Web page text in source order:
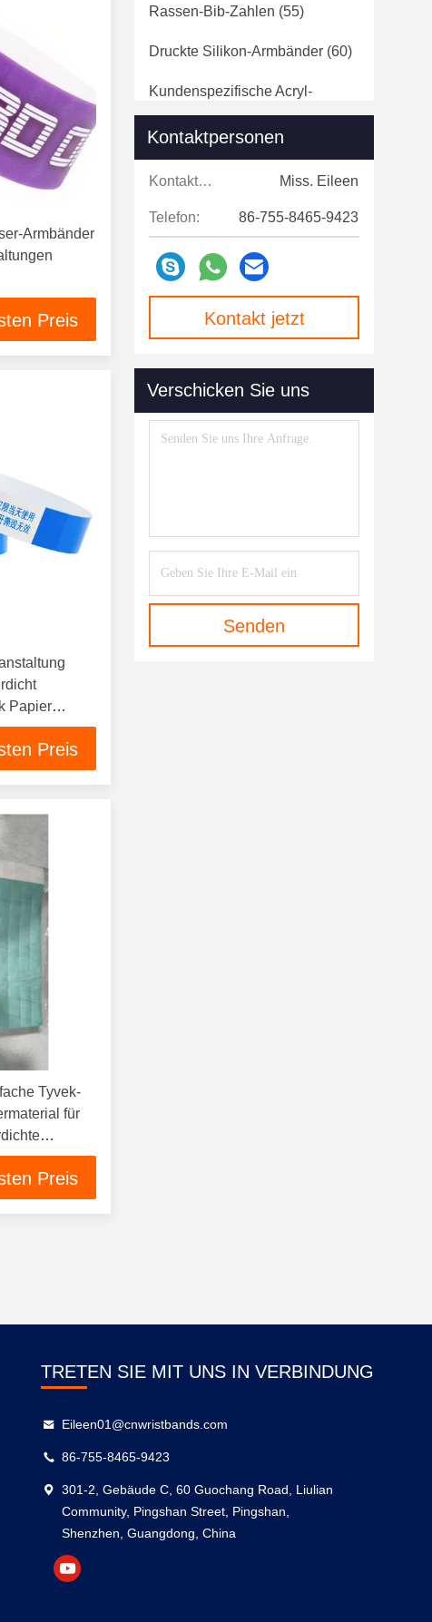
Armbänder
Preis
Papier
undPreis
Tyvek-
für
Preis
Rassen-Bib-Zahlen (55)
Druckte Silikon-Armbänder (60)
Kundenspezifische Acryl-
Keychains(60)
Kontaktpersonen
Kontaktpersonen: Miss. Eileen
Telefon: 86-755-8465-9423
Kontakt jetzt
Verschicken Sie uns
Senden
TRETEN SIE MIT UNS IN VERBINDUNG
Eileen01@cnwristbands.com
86-755-8465-9423
301-2, Gebäude C, 60 Guochang Road, Liulian
Community, Pingshan Street, Pingshan,
Shenzhen, Guangdong, China